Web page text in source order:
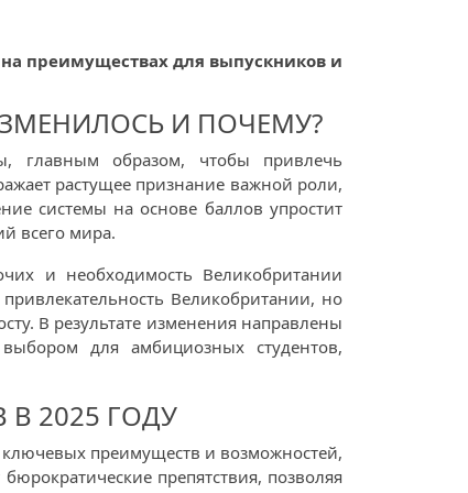
преимуществах для выпускников и
И ПОЧЕМУ?
главным образом, чтобы привлечь
растущее признание важной роли,
системы на основе баллов упростит
всего мира.
и необходимость Великобритании
Великобритании, но
В результате изменения направлены
для амбициозных студентов,
2025 ГОДУ
преимуществ и возможностей,
препятствия, позволяя